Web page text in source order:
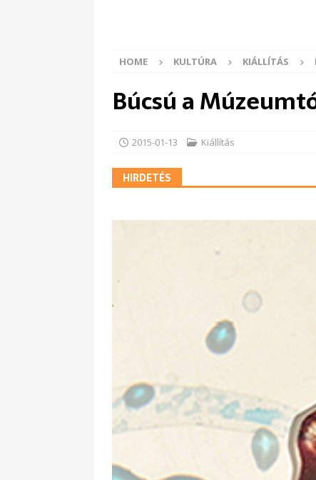
HOME KULTÚRA KIÁLLÍTÁS
Búcsú a
2015-01-13 Kiállítás
HIRDETÉS